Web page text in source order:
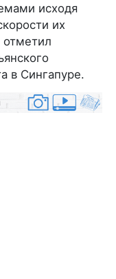
исходя
их
отметил
в Сингапуре.